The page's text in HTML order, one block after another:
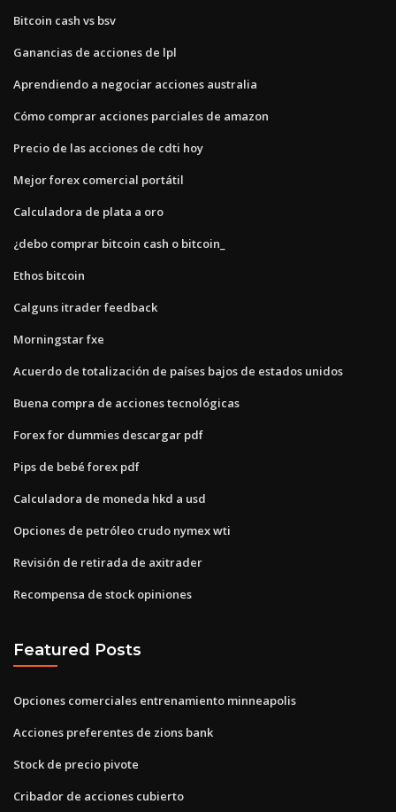
Bitcoin cash vs bsv
Ganancias de acciones de lpl
Aprendiendo a negociar acciones australia
Cómo comprar acciones parciales de amazon
Precio de las acciones de cdti hoy
Mejor forex comercial portátil
Calculadora de plata a oro
¿debo comprar bitcoin cash o bitcoin_
Ethos bitcoin
Calguns itrader feedback
Morningstar fxe
Acuerdo de totalización de países bajos de estados unidos
Buena compra de acciones tecnológicas
Forex for dummies descargar pdf
Pips de bebé forex pdf
Calculadora de moneda hkd a usd
Opciones de petróleo crudo nymex wti
Revisión de retirada de axitrader
Recompensa de stock opiniones
Featured Posts
Opciones comerciales entrenamiento minneapolis
Acciones preferentes de zions bank
Stock de precio pivote
Cribador de acciones cubierto